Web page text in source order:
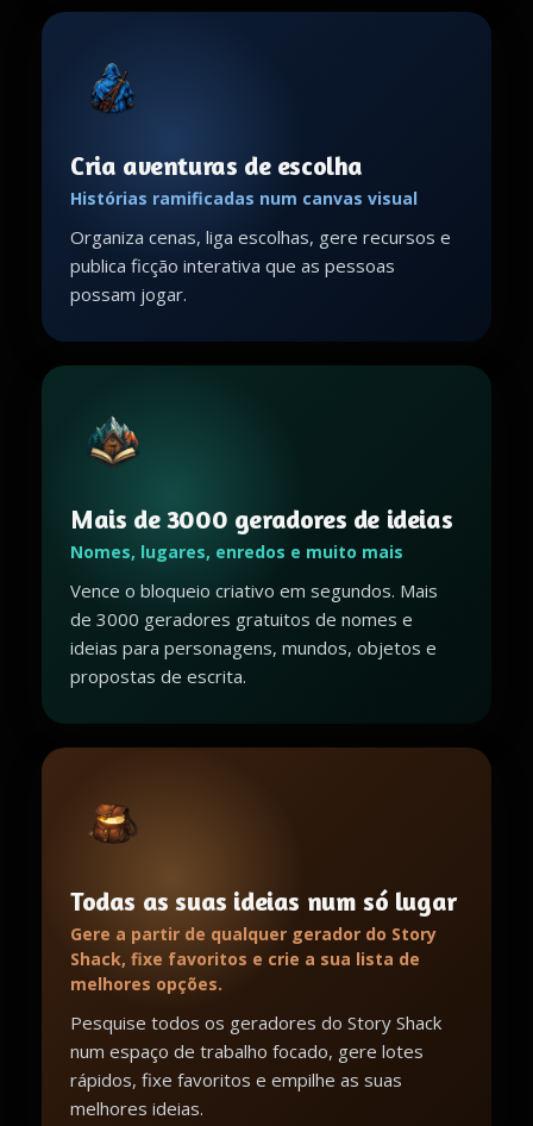
Cria aventuras de escolha
Histórias ramificadas num canvas visual
Organiza cenas, liga escolhas, gere recursos e
publica ficção interativa que as pessoas
possam jogar.
Mais de 3000 geradores de ideias
Nomes, lugares, enredos e muito mais
Vence o bloqueio criativo em segundos. Mais
de 3000 geradores gratuitos de nomes e
ideias para personagens, mundos, objetos e
propostas de escrita.
Todas as suas ideias num só lugar
Gere a partir de qualquer gerador do Story
Shack, fixe favoritos e crie a sua lista de
melhores opções.
Pesquise todos os geradores do Story Shack
num espaço de trabalho focado, gere lotes
rápidos, fixe favoritos e empilhe as suas
melhores ideias.